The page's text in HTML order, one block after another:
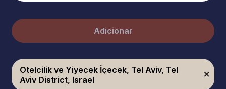
Adicionar
Otelcilik ve Yiyecek İçecek, Tel Aviv, Tel
Aviv District, Israel